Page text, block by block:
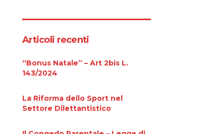
Articoli recenti
“Bonus Natale” – Art 2bis L.
143/2024
La Riforma dello Sport nel
Settore Dilettantistico